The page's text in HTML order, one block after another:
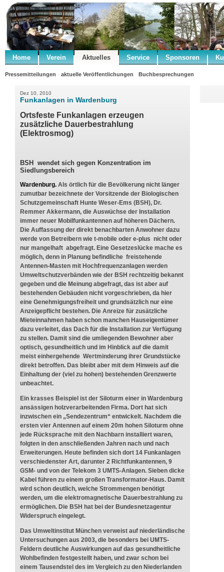
Home Verein Aktuelles Service Sponsoren
Pressemitteilungen aktuelle Veröffentlichungen Buchbesprechungen
Dez 10, 2010
Funkanlagen in Wardenburg
Ortsfeste Funkanlagen erzeugen
zusätzliche Dauerbestrahlung
(Elektrosmog)
BSH wendet sich gegen Konzentration im
Siedlungsbereich
Wardenburg. Als örtlich für die Bevölkerung nicht länger
zumutbar bezeichnete der Vorsitzende der Biologischen
Schutzgemeinschaft Hunte Weser-Ems (BSH), Dr.
Remmer Akkermann, die Auswüchse der Installation
immer neuer Mobilfunkantennen auf höheren Dächern.
Die Auffassung der direkt benachbarten Anwohner dazu
werde von Betreibern wie t-mobile oder e-plus nicht oder
nur mangelhaft abgefragt. Eine Gesetzeslücke mache es
möglich, denn in Planung befindliche freistehende
Antennen-Masten mit Hochfrequenzanlagen werden
Umweltschutzverbänden wie der BSH rechtzeitig bekannt
gegeben und die Meinung abgefragt, das ist aber auf
bestehenden Gebäuden nicht vorgeschrieben, da hier
eine Genehmigungsfreiheit und grundsätzlich nur eine
Anzeigepflicht bestehen. Die Anreize für zusätzliche
Mieteinnahmen haben schon manchen Hauseigentümer
dazu verleitet, das Dach für die Installation zur Verfügung
zu stellen. Damit sind die umliegenden Bewohner aber
optisch, gesundheitlich und im Hinblick auf die damit
meist einhergehende Wertminderung ihrer Grundstücke
direkt betroffen. Das bleibt aber mit dem Hinweis auf die
Einhaltung der (viel zu hohen) bestehenden Grenzwerte
unbeachtet.
Ein krasses Beispiel ist der Siloturm einer in Wardenburg
ansässigen holzverarbeitenden Firma. Dort hat sich
inzwischen ein „Sendezentrum“ entwickelt. Nachdem die
ersten vier Antennen auf einem 20m hohen Siloturm ohne
jede Rücksprache mit den Nachbarn installiert waren,
folgten in den anschließenden Jahren nach und nach
Erweiterungen. Heute befinden sich dort 14 Funkanlagen
verschiedenster Art, darunter 2 Richtfunkantennen, 9
GSM- und von der Telekom 3 UMTS-Anlagen. Sieben dicke
Kabel führen zu einem großen Transformator-Haus. Damit
wird schon deutlich, welche Strommengen benötigt
werden, um die elektromagnetische Dauerbestrahlung zu
ermöglichen. Die BSH hat bei der Bundesnetzagentur
Widerspruch eingelegt.
Das Umweltinstitut München verweist auf niederländische
Untersuchungen aus 2003, die besonders bei UMTS-
Feldern deutliche Auswirkungen auf das gesundheitliche
Wohlbefinden festgestellt haben, und zwar schon bei
einem Tausendstel des im Vergleich zu den Niederlanden